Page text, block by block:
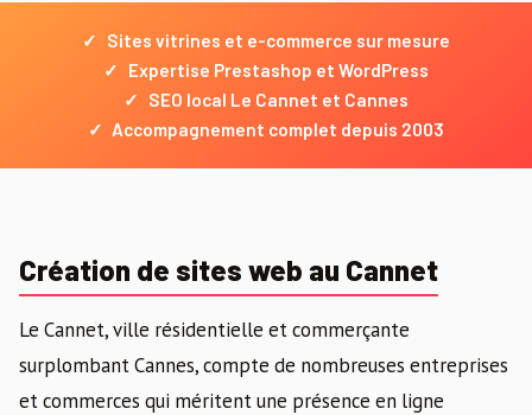
✓
Sites vitrines et e-commerce sur mesure
✓
Expertise Prestashop et WordPress
✓
SEO local Le Cannet et Cannes
✓ Accompagnement complet depuis 2003
Création de sites web au Cannet
Le Cannet, ville résidentielle et commerçante
surplombant Cannes, compte de nombreuses entreprises
et commerces qui méritent une présence en ligne